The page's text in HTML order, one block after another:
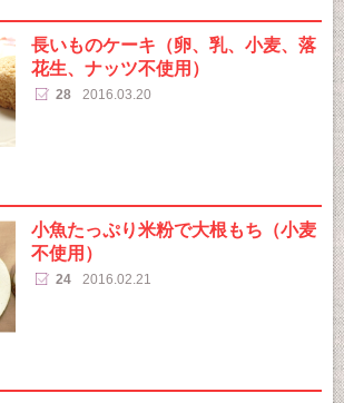
長いものケーキ（卵、乳、小麦、落
花生、ナッツ不使用）
28 2016.03.20
小魚たっぷり米粉で大根もち（小麦
不使用）
24 2016.02.21